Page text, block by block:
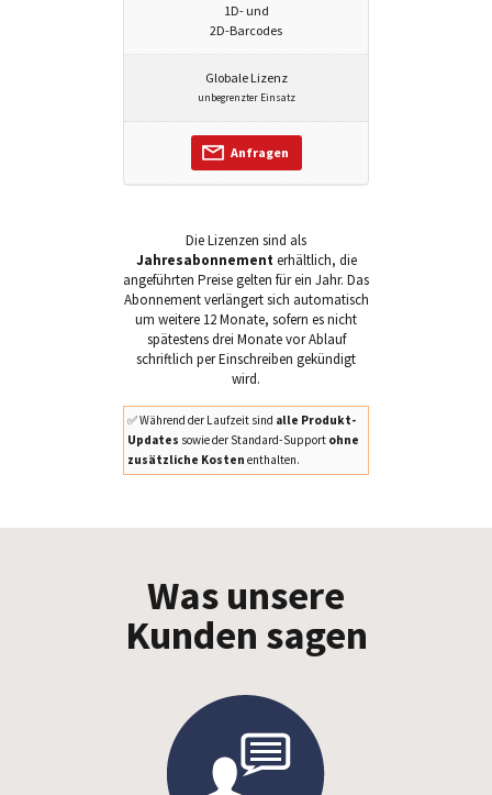
1D- und
2D-Barcodes
Globale Lizenz
unbegrenzter Einsatz
Anfragen
Die Lizenzen sind als
Jahresabonnement erhältlich, die
angeführten Preise gelten für ein Jahr. Das
Abonnement verlängert sich automatisch
um weitere 12 Monate, sofern es nicht
spätestens drei Monate vor Ablauf
schriftlich per Einschreiben gekündigt
wird.
✅ Während der Laufzeit sind alle Produkt-
Updates sowie der Standard-Support ohne
zusätzliche Kosten enthalten.
Was unsere
Kunden sagen